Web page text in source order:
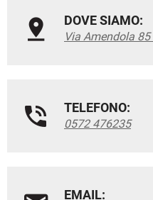
DOVE SIAMO:
Via Amendola
TELEFONO:
0572 476235
EMAIL: